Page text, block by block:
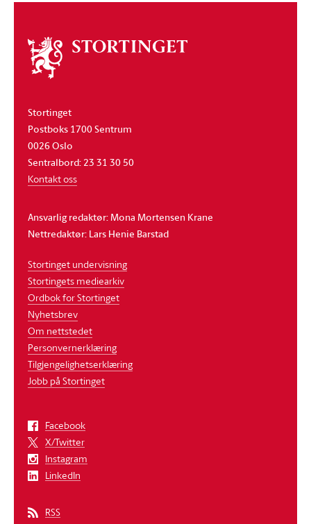
Om
stortinget
Stortinget
Postboks 1700 Sentrum
0026 Oslo
Sentralbord: 23 31 30 50
Kontakt oss
Ansvarlig redaktør: Mona Mortensen Krane
Nettredaktør: Lars Henie Barstad
Stortinget undervisning
Stortingets mediearkiv
Ordbok for Stortinget
Nyhetsbrev
Om nettstedet
Personvernerklæring
Tilgjengelighetserklæring
Jobb på Stortinget
Facebook
X/Twitter
Instagram
LinkedIn
RSS